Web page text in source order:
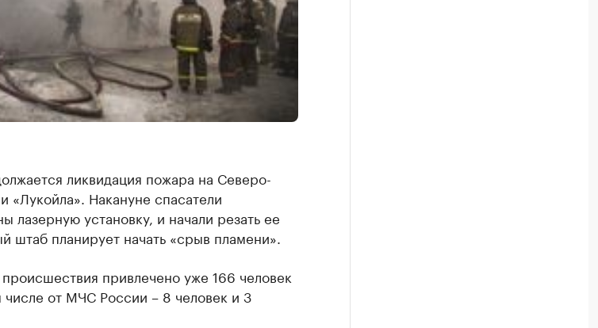
ликвидация пожара на Северо-
«Лукойла». Накануне спасатели
лазерную установку, и начали резать ее
штаб планирует начать «срыв пламени».
привлечено уже 166 человек
от МЧС России – 8 человек и 3